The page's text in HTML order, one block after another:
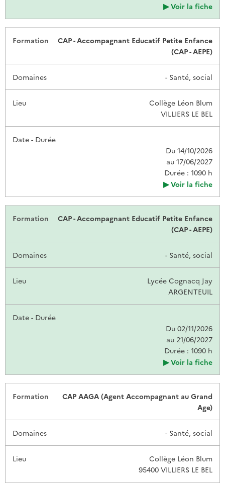
Voir la fiche
CAP - Accompagnant Educatif Petite Enfance
(CAP - AEPE)
- Santé, social
Collège Léon Blum
VILLIERS LE BEL
Du 14/10/2026
au 17/06/2027
Durée : 1090 h
Voir la fiche
CAP - Accompagnant Educatif Petite Enfance
(CAP - AEPE)
- Santé, social
Lycée Cognacq Jay
ARGENTEUIL
Du 02/11/2026
au 21/06/2027
Durée : 1090 h
Voir la fiche
CAP AAGA (Agent Accompagnant au Grand
Age)
- Santé, social
Collège Léon Blum
95400 VILLIERS LE BEL